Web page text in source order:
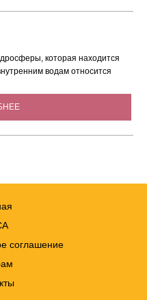
которая находится
водам относится
соглашение